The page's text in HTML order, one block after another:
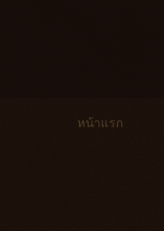
หน้าแรก